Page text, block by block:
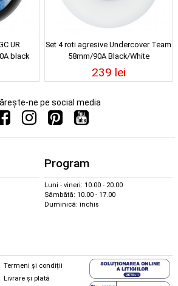
UR
black
Set 4 roti agresive Undercover Team
58mm/90A Black/White
239 lei
ne pe social media
Program
Luni - vineri: 10.00 - 20.00
Sâmbătă: 10.00 - 17.00
Duminică: închis
Termeni și condiții
Livrare și plată